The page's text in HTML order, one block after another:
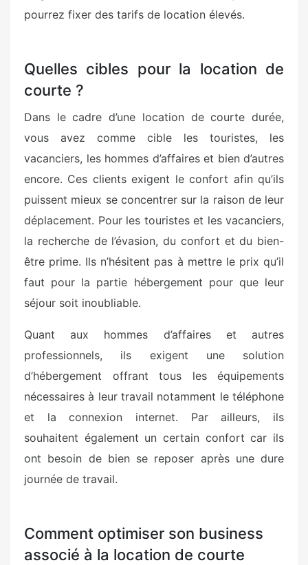
pourrez fixer des tarifs de location élevés.
Quelles cibles pour la location de
courte ?
Dans le cadre d’une location de courte durée,
vous avez comme cible les touristes, les
vacanciers, les hommes d’affaires et bien d’autres
encore. Ces clients exigent le confort afin qu’ils
puissent mieux se concentrer sur la raison de leur
déplacement. Pour les touristes et les vacanciers,
la recherche de l’évasion, du confort et du bien-
être prime. Ils n’hésitent pas à mettre le prix qu’il
faut pour la partie hébergement pour que leur
séjour soit inoubliable.
Quant aux hommes d’affaires et autres
professionnels, ils exigent une solution
d’hébergement offrant tous les équipements
nécessaires à leur travail notamment le téléphone
et la connexion internet. Par ailleurs, ils
souhaitent également un certain confort car ils
ont besoin de bien se reposer après une dure
journée de travail.
Comment optimiser son business
associé à la location de courte